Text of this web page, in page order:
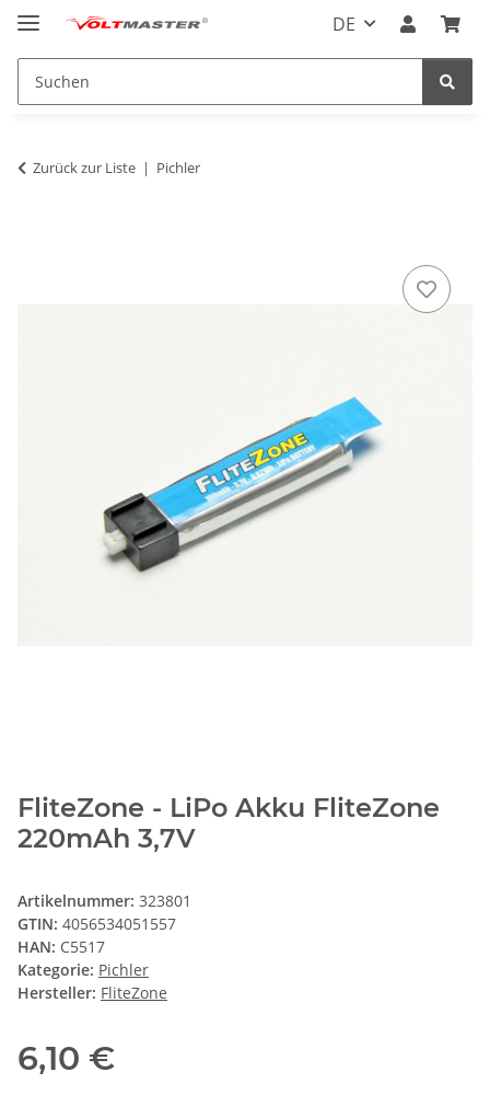
DE
Zurück zur Liste Pichler
FliteZone - LiPo Akku FliteZone
220mAh 3,7V
Artikelnummer: 323801
GTIN: 4056534051557
HAN: C5517
Kategorie: Pichler
Hersteller: FliteZone
6,10 €